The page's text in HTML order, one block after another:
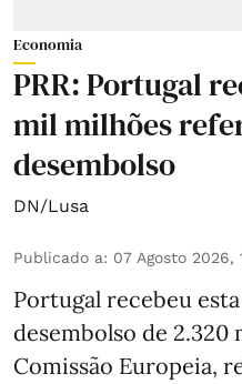
Economia
PRR: Portugal
mil milhões
desembolso
DN/Lusa
Publicado a: 07 Agosto 2026,
Portugal recebeu
desembolso de 2.320
Comissão Europeia,